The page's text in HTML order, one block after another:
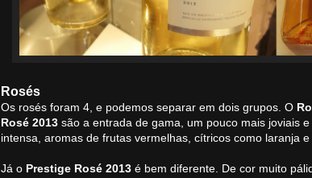
Rosés
Os rosés foram 4, e podemos separar em dois grupos. O
Rosé 2013 são a entrada de gama, um pouco mais joviais
intensa, aromas de frutas vermelhas, cítricos como laranja
Já o Prestige Rosé 2013 é bem diferente. De cor muito